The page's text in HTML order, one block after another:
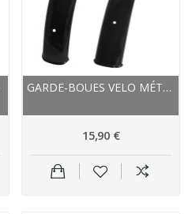
GARDE-BOUES VELO MÉTAL 18P/55MM NOIR
15,90 €